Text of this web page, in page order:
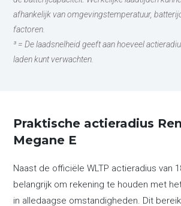
afhankelijk van omgevingstemperatuur,
factoren.
³ = De laadsnelheid geeft aan hoeveel
laden kunt verwachten.
Praktische actieradius
Megane E
Naast de officiële WLTP actieradius van
belangrijk om rekening te houden met
in alledaagse omstandigheden. Dit